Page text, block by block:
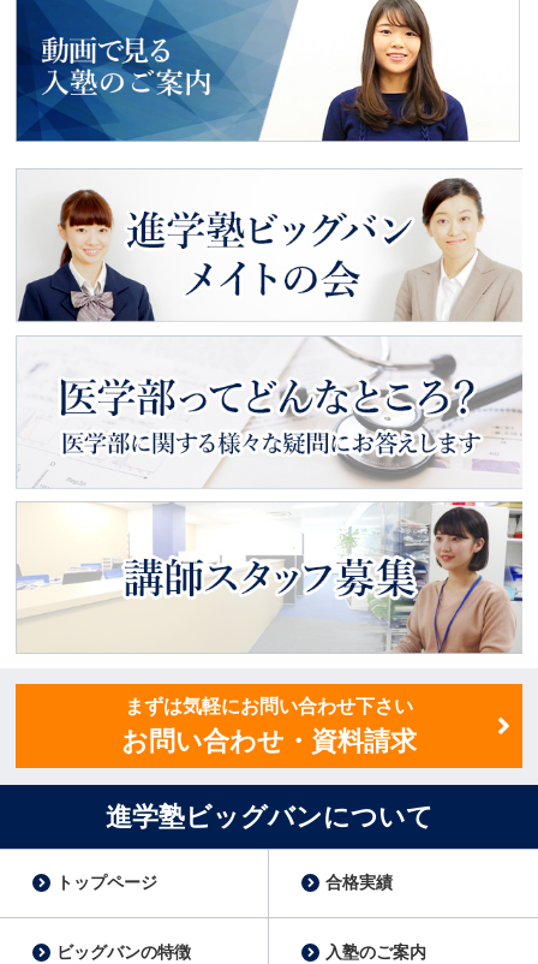
最新合格者の声
入塾のご案内
進学塾ビッグバン
メイトの会
医学部ってどんなところ？医学部に関する様々な疑問にお
まずは気軽にお問い合わせ下さい
お問い合わせ・資料請求
進学塾ビッグバンについて
トップページ 合格実績
ビッグバンの特徴 入塾のご案内